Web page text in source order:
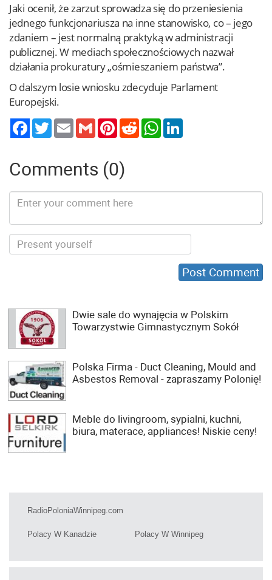
Jaki ocenił, że zarzut sprowadza się do przeniesienia
jednego funkcjonariusza na inne stanowisko, co – jego
zdaniem – jest normalną praktyką w administracji
publicznej. W mediach społecznościowych nazwał
działania prokuratury „ośmieszaniem państwa”.
O dalszym losie wniosku zdecyduje Parlament
Europejski.
TwitterEmail Gmail PinterestReddit WhatsApp
Comments (0)
Dwie sale do wynajęcia w Polskim
Towarzystwie Gimnastycznym Sokół
Polska Firma - Duct Cleaning, Mould and
Asbestos Removal - zapraszamy Polonię!
Meble do livingroom, sypialni, kuchni,
biura, materace, appliances! Niskie ceny!
RadioPoloniaWinnipeg.com
Polacy W Kanadzie Polacy W Winnipeg